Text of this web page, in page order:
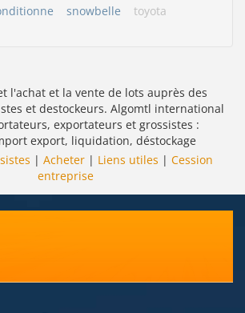
snowbelle toyota
l'achat et la vente de lots auprès des
et destockeurs. Algomtl international
exportateurs et grossistes :
export, liquidation, déstockage
| Acheter| Liens utiles | Cession
entreprise